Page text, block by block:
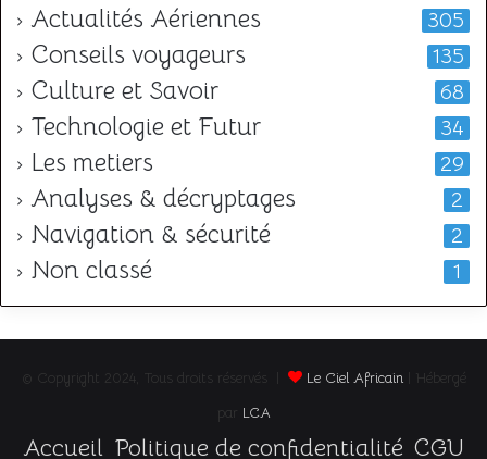
Actualités Aériennes 305
Conseils voyageurs 135
Culture et Savoir 68
Technologie et Futur 34
Les metiers 29
Analyses & décryptages 2
Navigation & sécurité 2
Non classé 1
© Copyright 2024, Tous droits réservés | Le Ciel Africain| Hébergé
par LCA
Accueil Politique de confidentialité CGU